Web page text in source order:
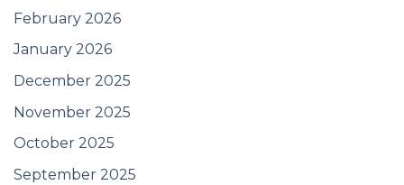
February 2026
January 2026
December 2025
November 2025
October 2025
September 2025